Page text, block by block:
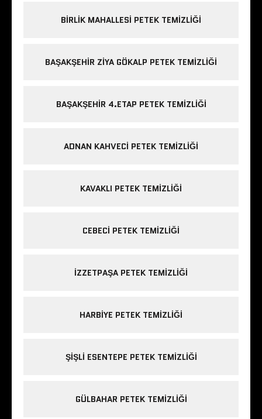
BIRLIK MAHALLESI PETEK TEMIZLIĞI
BAŞAKŞEHIR ZIYA GÖKALP PETEK TEMIZLIĞI
BAŞAKŞEHIR 4.ETAP PETEK TEMIZLIĞI
ADNAN KAHVECI PETEK TEMIZLIĞI
KAVAKLI PETEK TEMIZLIĞI
CEBECI PETEK TEMIZLIĞI
IZZETPAŞA PETEK TEMIZLIĞI
HARBIYE PETEK TEMIZLIĞI
ŞIŞLI ESENTEPE PETEK TEMIZLIĞI
GÜLBAHAR PETEK TEMIZLIĞI